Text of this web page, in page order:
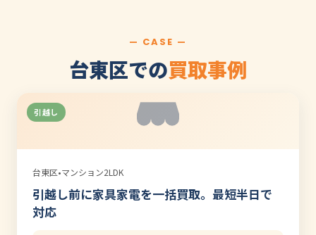
— CASE —
台東区での買取事例
引越し
台東区•マンション2LDK
引越し前に家具家電を一括買取。最短半日で
対応